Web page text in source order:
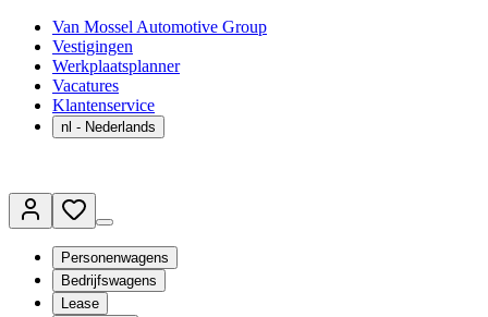
Van Mossel Automotive Group
Vestigingen
Werkplaatsplanner
Vacatures
Klantenservice
nl - Nederlands
Personenwagens
Bedrijfswagens
Lease